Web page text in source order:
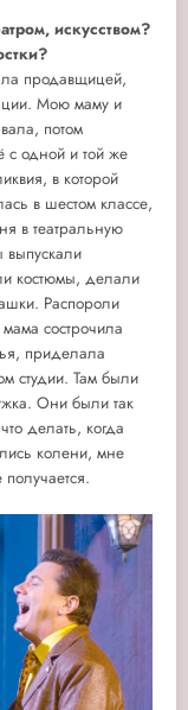
искусством?
продавщицей,
Мою маму и
потом
одной и той же
в которой
в шестом классе,
в театральную
костюмы, делали
Распороли
сострочила
приделала
студии. Там были
Они были так
делать, когда
колени, мне